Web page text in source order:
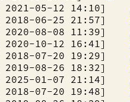
05-12 14:10]
06-25 21:57]
08-08 11:39]
10-12 16:41]
07-20 19:29]
08-26 18:32]
01-07 21:14]
07-20 19:48]